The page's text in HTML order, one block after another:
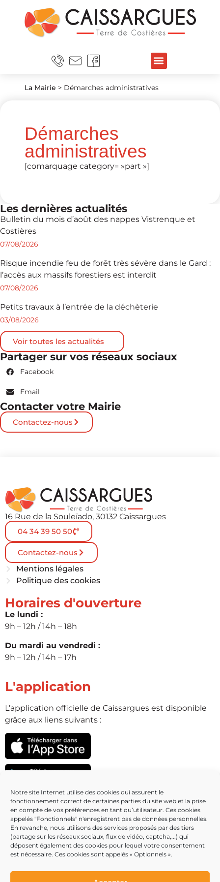
Notre site Internet utilise des cookies qui assurent le
fonctionnement correct de certaines parties du site web et la prise
en compte de vos préférences en tant qu’utilisateur. Ces cookies
appelés "Fonctionnels" n'enregistrent pas de données personnelles.
En revanche, nous utilisons des services proposés par des tiers
(partage sur les réseaux sociaux, flux de vidéo, captcha,...) qui
déposent également des cookies pour lequel votre consentement
est nécessaire. Ces cookies sont appelés « Optionnels ».
La Mairie > Démarches administratives
Démarches
administratives
[comarquage category= »part »]
Les dernières actualités
Bulletin du mois d’août des nappes Vistrenque et
Costières
07/08/2026
Risque incendie feu de forêt très sévère dans le Gard :
l’accès aux massifs forestiers est interdit
07/08/2026
Petits travaux à l’entrée de la déchèterie
03/08/2026
Voir toutes les actualités
Partager sur vos réseaux sociaux
Facebook
Email
Contacter votre Mairie
Contactez-nous
16 Rue de la Souleïado, 30132 Caissargues
04 34 39 50 50
Contactez-nous
Mentions légales
Politique des cookies
Horaires d'ouverture
Le lundi :
9h – 12h / 14h – 18h
Du mardi au vendredi :
9h – 12h / 14h – 17h
L'application
L’application officielle de Caissargues est disponible
grâce aux liens suivants :
Partenaires